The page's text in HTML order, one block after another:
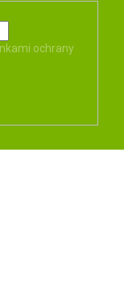
ochrany